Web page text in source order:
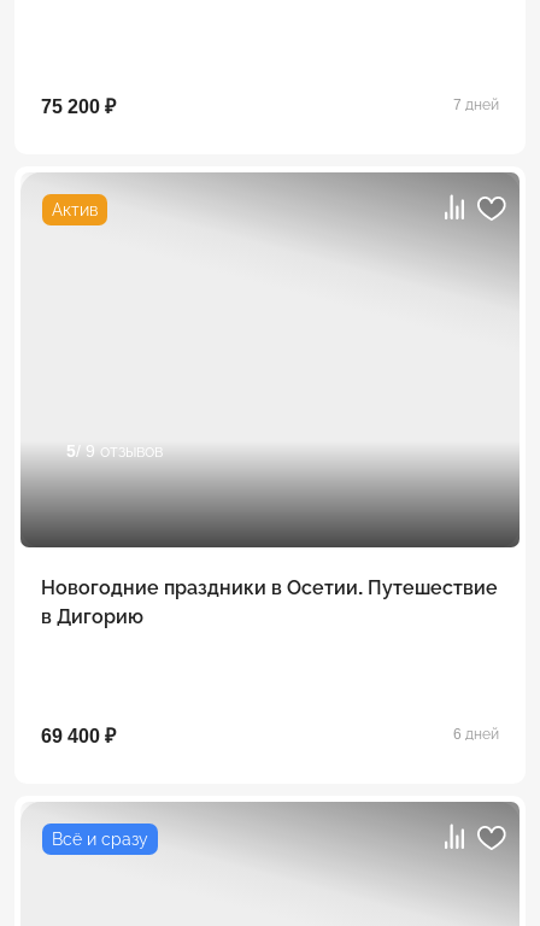
75 200 ₽ 7 дней
Актив
5/ 9 отзывов
Новогодние праздники в Осетии. Путешествие
в Дигорию
69 400 ₽ 6 дней
Всё и сразу